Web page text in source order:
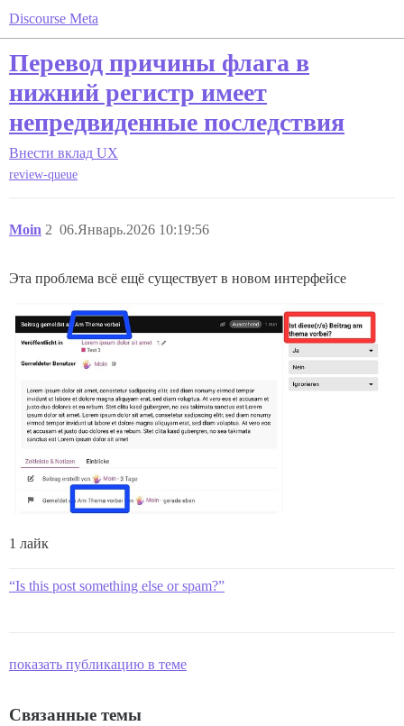
Discourse Meta
Перевод причины флага в
нижний регистр имеет
непредвиденные последствия
Внести вклад UX
review-queue
Moin 06.Январь.2026 10:19:56
2
Эта проблема всё ещё существует в новом интерфейсе
1 лайк
“Is this post something else or spam?”
показать публикацию в теме
Связанные темы